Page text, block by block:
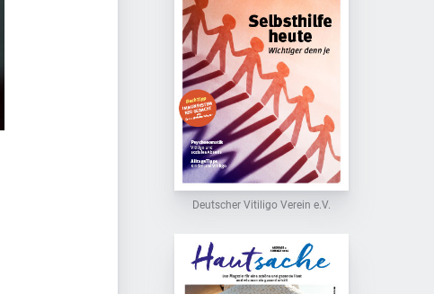
Deutscher Vitiligo Verein e.V.